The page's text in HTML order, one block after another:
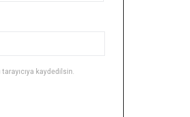
kaydedilsin.